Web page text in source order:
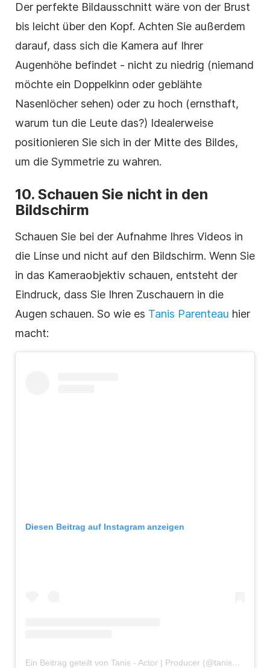
Der perfekte Bildausschnitt wäre von der Brust
bis leicht über den Kopf. Achten Sie außerdem
darauf, dass sich die Kamera auf Ihrer
Augenhöhe befindet - nicht zu niedrig (niemand
möchte ein Doppelkinn oder geblähte
Nasenlöcher sehen) oder zu hoch (ernsthaft,
warum tun die Leute das?) Idealerweise
positionieren Sie sich in der Mitte des Bildes,
um die Symmetrie zu wahren.
10. Schauen Sie nicht in den
Bildschirm
Schauen Sie bei der Aufnahme Ihres Videos in
die Linse und nicht auf den Bildschirm. Wenn Sie
in das Kameraobjektiv schauen, entsteht der
Eindruck, dass Sie Ihren Zuschauern in die
Augen schauen. So wie es Tanis Parenteau hier
macht:
Diesen Beitrag auf Instagram anzeigen
Ein Beitrag geteilt von Tanis - Actor | Producer (@tanisparenteau)